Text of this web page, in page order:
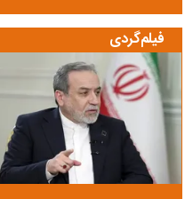
فیلم‌گردی